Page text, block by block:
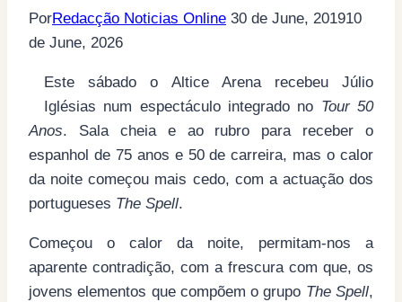
PorRedacção Noticias Online 30 de June, 201910
de June, 2026
Este sábado o Altice Arena recebeu Júlio
Iglésias num espectáculo integrado no Tour 50
Anos. Sala cheia e ao rubro para receber o
espanhol de 75 anos e 50 de carreira, mas o calor
da noite começou mais cedo, com a actuação dos
portugueses The Spell.
Começou o calor da noite, permitam-nos a
aparente contradição, com a frescura com que, os
jovens elementos que compõem o grupo The Spell,